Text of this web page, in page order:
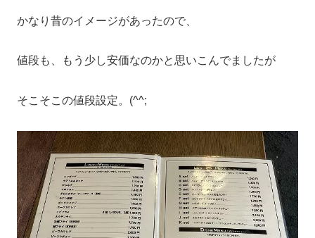
かなり昔のイメージがあったので、
値段も、もう少し安価なのかと思いこんでましたが
そこそこの値段設定。(^^;